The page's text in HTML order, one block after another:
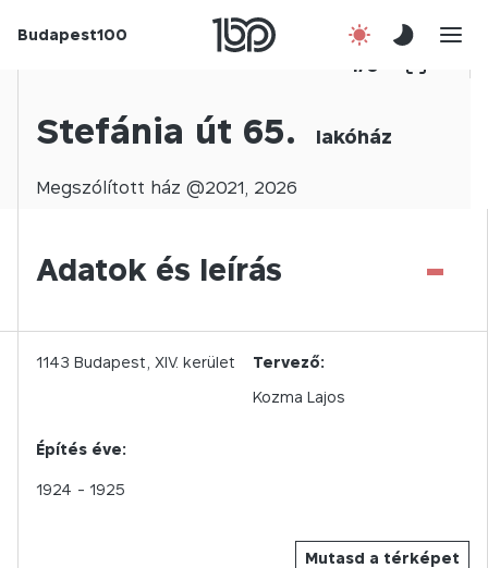
Budapest100
1/ 0
Stefánia út 65. lakóház
Megszólított ház @2021, 2026
Adatok és leírás -
Mutasd a térképet
1143 Budapest, XIV. kerület
Tervező:
Kozma Lajos
Építés éve:
1924 - 1925